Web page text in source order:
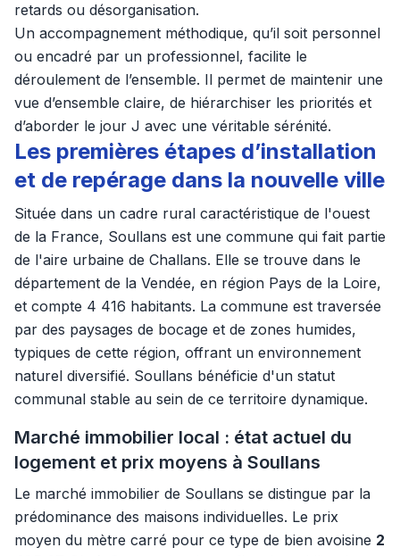
retards ou désorganisation.
Un accompagnement méthodique, qu’il soit personnel
ou encadré par un professionnel, facilite le
déroulement de l’ensemble. Il permet de maintenir une
vue d’ensemble claire, de hiérarchiser les priorités et
d’aborder le jour J avec une véritable sérénité.
Les premières étapes d’installation
et de repérage dans la nouvelle ville
Située dans un cadre rural caractéristique de l'ouest
de la France, Soullans est une commune qui fait partie
de l'aire urbaine de Challans. Elle se trouve dans le
département de la Vendée, en région Pays de la Loire,
et compte 4 416 habitants. La commune est traversée
par des paysages de bocage et de zones humides,
typiques de cette région, offrant un environnement
naturel diversifié. Soullans bénéficie d'un statut
communal stable au sein de ce territoire dynamique.
Marché immobilier local : état actuel du
logement et prix moyens à Soullans
Le marché immobilier de Soullans se distingue par la
prédominance des maisons individuelles. Le prix
moyen du mètre carré pour ce type de bien avoisine 2